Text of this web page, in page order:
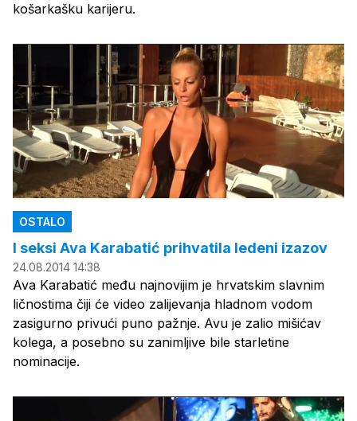
košarkašku karijeru.
OSTALO
I seksi Ava Karabatić prihvatila ledeni izazov
24.08.2014 14:38
Ava Karabatić među najnovijim je hrvatskim slavnim
ličnostima čiji će video zalijevanja hladnom vodom
zasigurno privući puno pažnje. Avu je zalio mišićav
kolega, a posebno su zanimljive bile starletine
nominacije.